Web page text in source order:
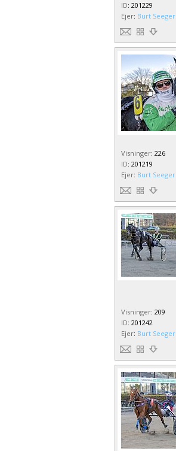
ID: 201229
Ejer: Burt Seeger
Visninger: 226
ID: 201219
Ejer: Burt Seeger
Visninger: 209
ID: 201242
Ejer: Burt Seeger